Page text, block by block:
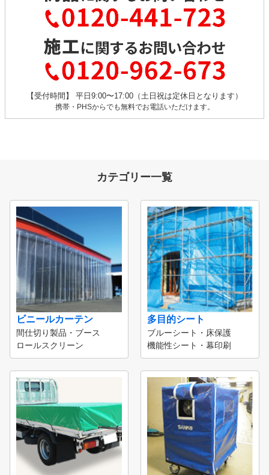
【受付時間】 平日9:00〜17:00（土日祝は定休日となります）
携帯・PHSからでも無料でお電話いただけます。
カテゴリー一覧
ビニールカーテン
間仕切り製品・ブース
ロールスクリーン
多目的シート
ブルーシート・床保護
機能性シート・幕印刷